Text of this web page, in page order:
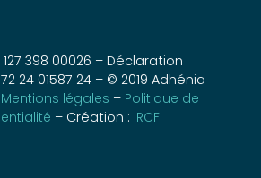
127 398 00026 – Déclaration
24 01587 24 – © 2019 Adhénia
Mentions légales
Politique de
– Création : IRCF